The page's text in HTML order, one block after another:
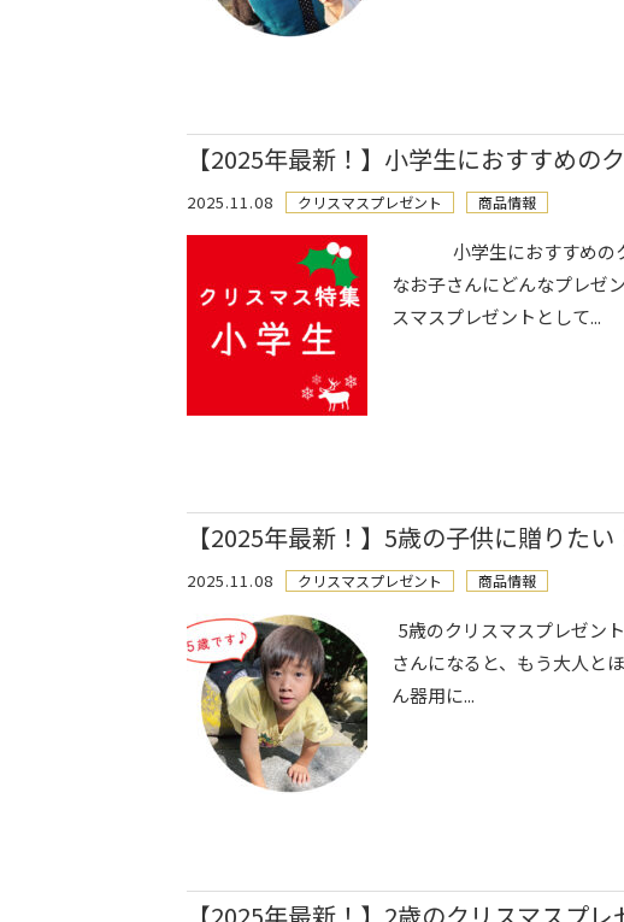
【2025年最新！】小学生におすすめの
2025.11.08 クリスマスプレゼント 商品情報
小学生におすすめのク
なお子さんにどんなプレ
スマスプレゼントとして...
【2025年最新！】5歳の子供に贈りた
2025.11.08 クリスマスプレゼント 商品情報
5歳のクリスマスプレゼ
さんになると、もう大人と
ん器用に...